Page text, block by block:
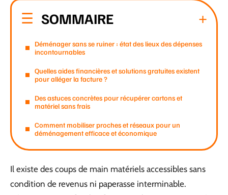
SOMMAIRE
Déménager sans se ruiner : état des lieux des dépenses
incontournables
Quelles aides financières et solutions gratuites existent
pour alléger la facture ?
Des astuces concrètes pour récupérer cartons et
matériel sans frais
Comment mobiliser proches et réseaux pour un
déménagement efficace et économique
Il existe des coups de main matériels accessibles sans
condition de revenus ni paperasse interminable.